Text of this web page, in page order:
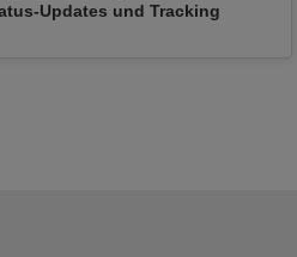
Updates und Tracking